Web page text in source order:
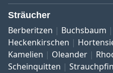
Sträucher
Berberitzen Buchsbaum
Heckenkirschen
Kamelien
Oleander
Scheinquitten